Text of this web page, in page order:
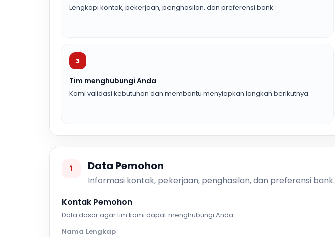
Lengkapi kontak, pekerjaan, penghasilan, dan preferensi bank.
3
Tim menghubungi Anda
Kami validasi kebutuhan dan membantu menyiapkan langkah berikutnya.
1 Data Pemohon
Informasi kontak, pekerjaan, penghasilan, dan preferensi bank.
Kontak Pemohon
Data dasar agar tim kami dapat menghubungi Anda.
Nama Lengkap